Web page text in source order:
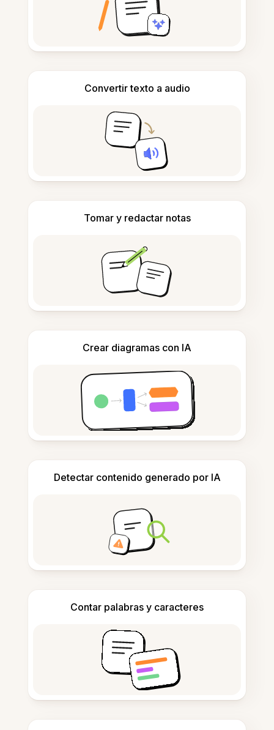
Convertir texto a audio
Tomar y redactar notas
Crear diagramas con IA
Detectar contenido generado por IA
Contar palabras y caracteres